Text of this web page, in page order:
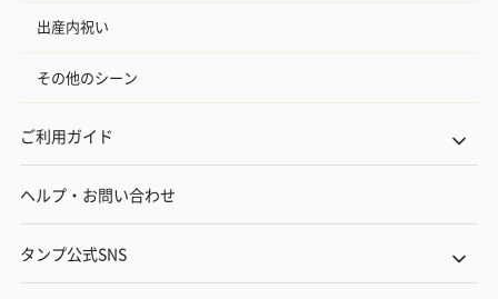
出産内祝い
その他のシーン
ご利用ガイド
ヘルプ・お問い合わせ
タンプ公式SNS